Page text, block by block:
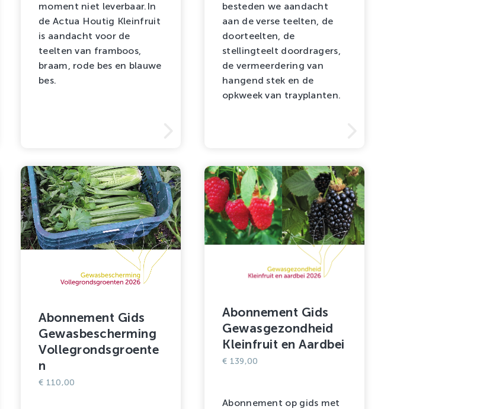
moment niet leverbaar.In
de Actua Houtig Kleinfruit
is aandacht voor de
teelten van framboos,
braam, rode bes en blauwe
bes.
besteden we aandacht
aan de verse teelten, de
doorteelten, de
stellingteelt doordragers,
de vermeerdering van
hangend stek en de
opkweek van trayplanten.
Abonnement Gids
Gewasbescherming
Vollegrondsgroente
n
€ 110,00
Abonnement Gids
Gewasgezondheid
Kleinfruit en Aardbei
€ 139,00
Abonnement op gids met